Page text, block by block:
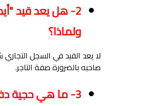
2- هل يعد قيد
ولماذا؟
لا يعد القيد في السجل
صاحبه بالضرورة صفة التاجر.
3- ما هي حجية